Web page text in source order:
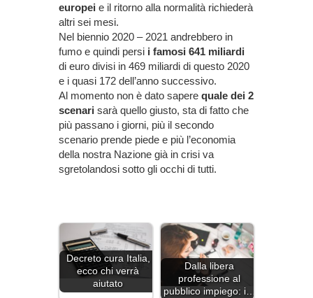
europei e il ritorno alla normalità richiederà
altri sei mesi.
Nel biennio 2020 – 2021 andrebbero in
fumo e quindi persi i famosi 641 miliardi
di euro divisi in 469 miliardi di questo 2020
e i quasi 172 dell’anno successivo.
Al momento non è dato sapere quale dei 2
scenari sarà quello giusto, sta di fatto che
più passano i giorni, più il secondo
scenario prende piede e più l’economia
della nostra Nazione già in crisi va
sgretolandosi sotto gli occhi di tutti.
Decreto cura Italia,
ecco chi verrà
aiutato
Dalla libera
professione al
pubblico impiego: i…